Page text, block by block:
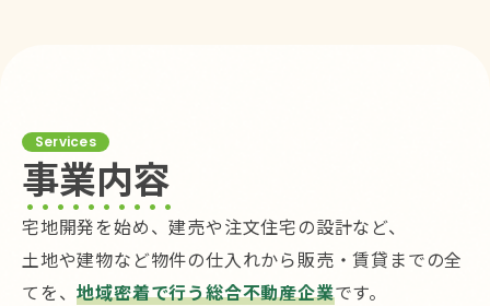
Services
事業内容
宅地開発を始め、建売や注文住宅の設計など、
土地や建物など物件の仕入れから販売・賃貸までの全
てを、地域密着で行う総合不動産企業です。